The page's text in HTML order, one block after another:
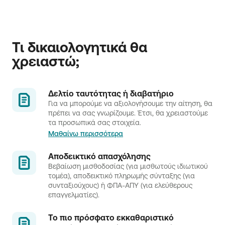
Τι δικαιολογητικά θα
χρειαστώ;
Δελτίο ταυτότητας ή διαβατήριο
Για να μπορούμε να αξιoλογήσουμε την αίτηση, θα
πρέπει να σας γνωρίζουμε. Έτσι, θα χρειαστούμε
τα προσωπικά σας στοιχεία.
Μαθαίνω περισσότερα
Αποδεικτικό απασχόλησης
Βεβαίωση μισθοδοσίας (για μισθωτούς ιδιωτικού
τομέα), αποδεικτικό πληρωμής σύνταξης (για
συνταξιούχους) ή ΦΠΑ-ΑΠΥ (για ελεύθερους
επαγγελματίες).
Το πιο πρόσφατο εκκαθαριστικό